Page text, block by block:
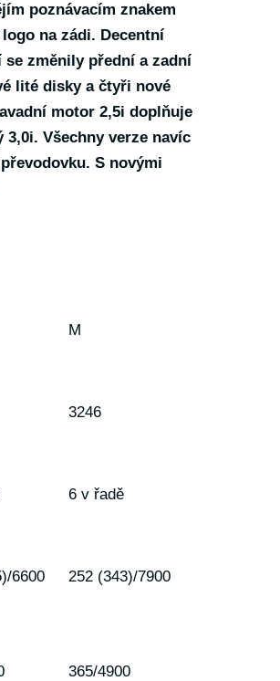
poznávacím znakem
na zádi. Decentní
změnily přední a zadní
lité disky a čtyři nové
motor 2,5i doplňuje
Všechny verze navíc
S novými
M
3246
6 v řadě
6600 252 (343)/7900
365/4900